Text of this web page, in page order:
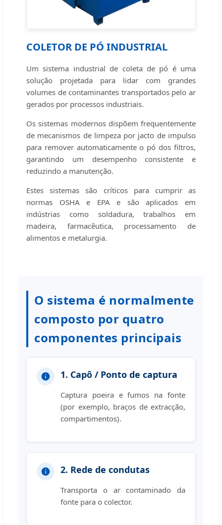
COLETOR DE PÓ INDUSTRIAL
Um sistema industrial de coleta de pó é uma
solução projetada para lidar com grandes
volumes de contaminantes transportados pelo ar
gerados por processos industriais.
Os sistemas modernos dispõem frequentemente
de mecanismos de limpeza por jacto de impulso
para remover automaticamente o pó dos filtros,
garantindo um desempenho consistente e
reduzindo a manutenção.
Estes sistemas são críticos para cumprir as
normas OSHA e EPA e são aplicados em
indústrias como soldadura, trabalhos em
madeira, farmacêutica, processamento de
alimentos e metalurgia.
O sistema é normalmente
composto por quatro
componentes principais
1. Capô / Ponto de captura
Captura poeira e fumos na fonte
(por exemplo, braços de extracção,
compartimentos).
2. Rede de condutas
Transporta o ar contaminado da
fonte para o colector.